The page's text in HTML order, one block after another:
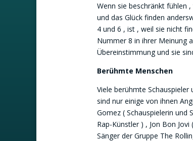
Wenn sie beschränkt fühlen
und das Glück finden
4 und 6 , ist , weil sie nicht
Nummer 8 in ihrer Meinung
Übereinstimmung und sie
Berühmte Menschen
Viele berühmte
sind nur einige von ihnen
Gomez ( Schauspielerin und
Rap-Künstler ) , Jon Bon
Sänger der Gruppe The